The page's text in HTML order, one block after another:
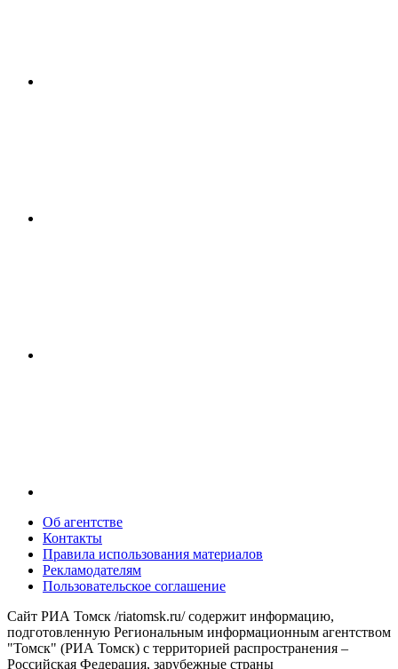
Об агентстве
Контакты
Правила использования материалов
Рекламодателям
Пользовательское соглашение
Сайт РИА Томск /riatomsk.ru/ содержит информацию,
подготовленную Региональным информационным агентством
"Томск" (РИА Томск) с территорией распространения –
Российская Федерация, зарубежные страны